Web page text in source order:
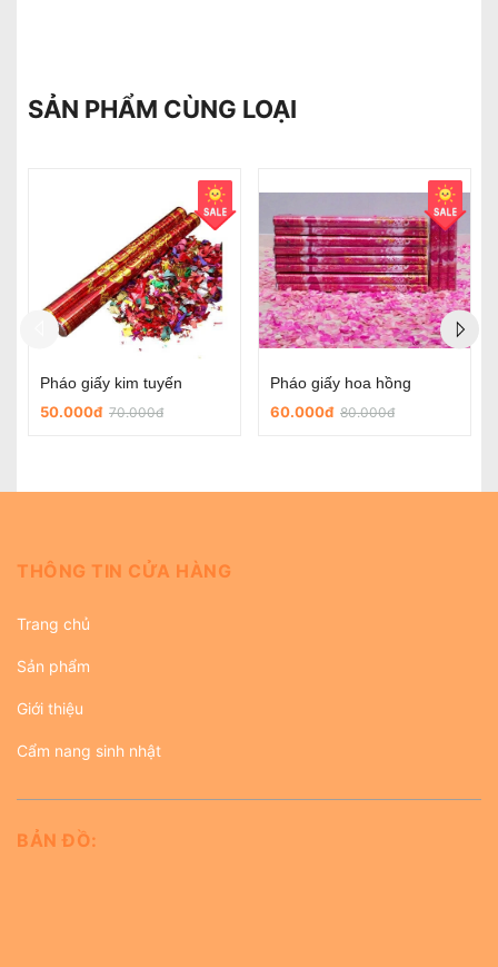
SẢN PHẨM CÙNG LOẠI
Chữ Hỷ dán đám cưới
5.000đ
45.000đ
THÔNG TIN CỬA HÀNG
Trang chủ
Sản phẩm
Giới thiệu
Cẩm nang sinh nhật
BẢN ĐỒ: